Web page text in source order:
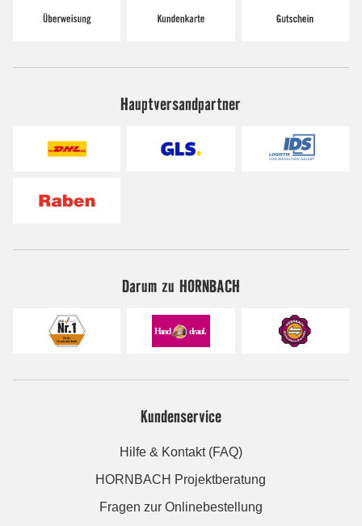
Hauptversandpartner
Darum zu HORNBACH
Kundenservice
Hilfe & Kontakt (FAQ)
HORNBACH Projektberatung
Fragen zur Onlinebestellung